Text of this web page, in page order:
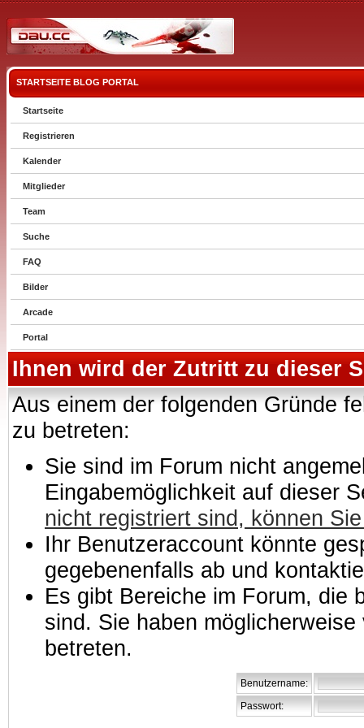
STARTSEITE BLOG PORTAL
Startseite
Registrieren
Kalender
Mitglieder
Team
Suche
FAQ
Bilder
Arcade
Portal
Ihnen wird der Zutritt zu dieser
Aus einem der folgenden Gründe
zu betreten:
Sie sind im Forum nicht
Eingabemöglichkeit auf dieser
nicht registriert sind, können
Ihr Benutzeraccount könnte
gegebenenfalls ab und
Es gibt Bereiche im Forum, die
sind. Sie haben
betreten.
Benutzername:
Passwort: